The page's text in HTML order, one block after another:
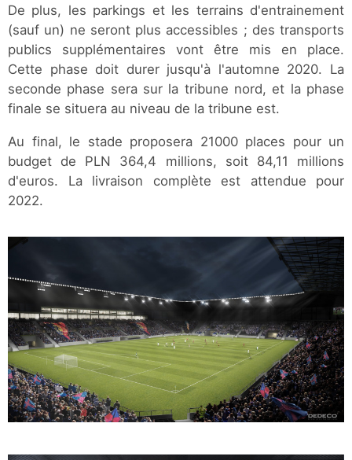
De plus, les parkings et les terrains d'entrainement
(sauf un) ne seront plus accessibles ; des transports
publics supplémentaires vont être mis en place.
Cette phase doit durer jusqu'à l'automne 2020. La
seconde phase sera sur la tribune nord, et la phase
finale se situera au niveau de la tribune est.
Au final, le stade proposera 21000 places pour un
budget de PLN 364,4 millions, soit 84,11 millions
d'euros. La livraison complète est attendue pour
2022.